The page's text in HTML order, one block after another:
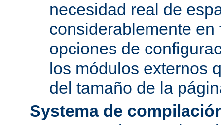
necesidad real de
considerablemente en
opciones de
los módulos externos
del tamaño de la
Systema de